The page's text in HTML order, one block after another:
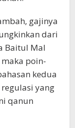
gajinya
dari
Baitul Mal
poin-
kedua
yang
qanun